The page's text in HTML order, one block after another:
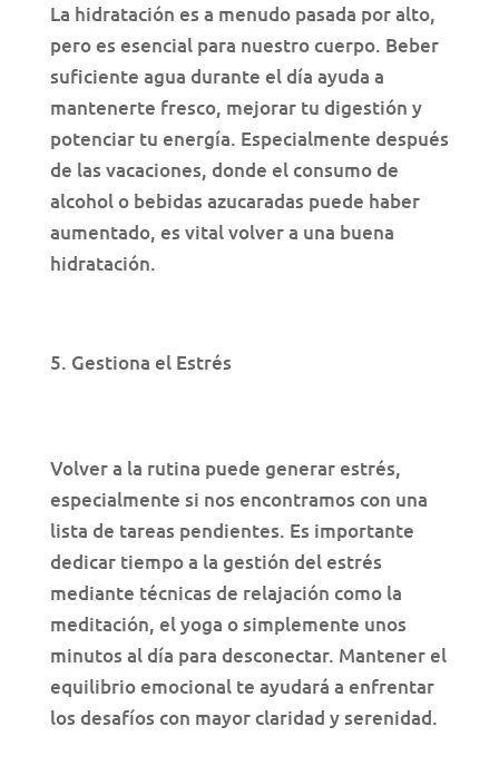
La hidratación es a menudo pasada por alto,
pero es esencial para nuestro cuerpo. Beber
suficiente agua durante el día ayuda a
mantenerte fresco, mejorar tu digestión y
potenciar tu energía. Especialmente después
de las vacaciones, donde el consumo de
alcohol o bebidas azucaradas puede haber
aumentado, es vital volver a una buena
hidratación.
Gestiona el Estrés
Volver a la rutina puede generar estrés,
especialmente si nos encontramos con una
lista de tareas pendientes. Es importante
dedicar tiempo a la gestión del estrés
mediante técnicas de relajación como la
meditación, el yoga o simplemente unos
minutos al día para desconectar. Mantener el
equilibrio emocional te ayudará a enfrentar
los desafíos con mayor claridad y serenidad.